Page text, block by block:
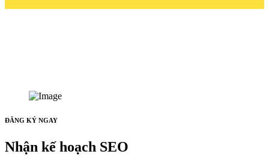
ĐĂNG KÝ NGAY
Nhận kế hoạch SEO